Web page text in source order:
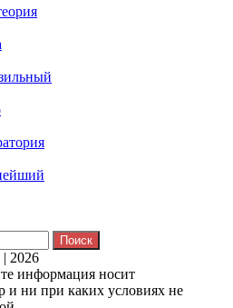
2026
информация носит
и ни при каких условиях не